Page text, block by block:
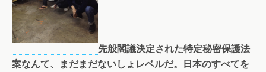
先般閣議決定された特定秘密保護法
案なんて、まだまだないしょレベルだ。日本のすべてを